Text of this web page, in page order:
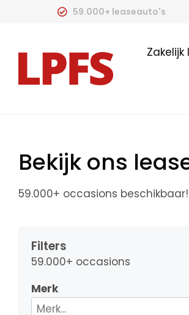
59.000+ leaseauto's
Zakelijk
Bekijk ons
59.000+ occasions beschikbaar!
Filters
59.000+ occasions
Merk